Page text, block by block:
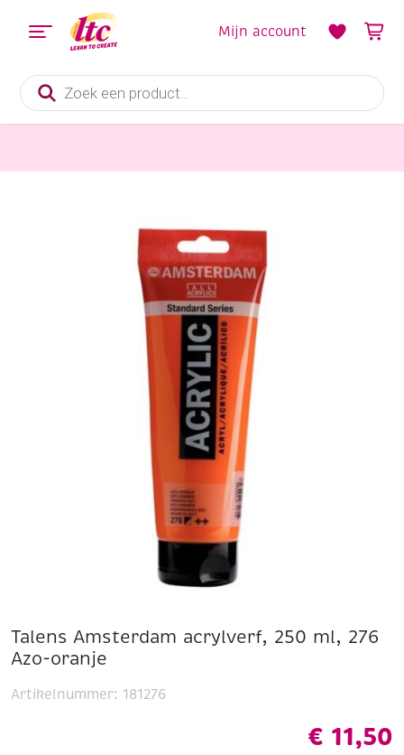
Producten
zoeken
Mijn account
Talens Amsterdam acrylverf, 250 ml, 276
Azo-oranje
€ 11,50
Artikelnummer: 181276